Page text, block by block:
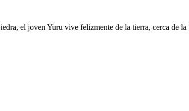
el joven Yuru vive felizmente de la tierra, cerca de